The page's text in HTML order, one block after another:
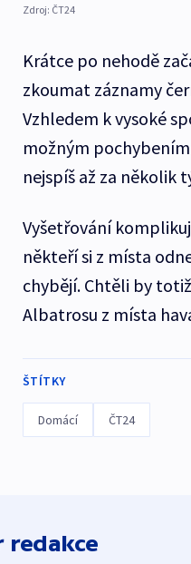
Zdroj: ČT24
Krátce po nehodě
zkoumat záznamy
Vzhledem k vysoké
možným
nejspíš až za několik
Vyšetřování
někteří si z místa
chybějí. Chtěli by
Albatrosu z místa
ŠTÍTKY
Domácí ČT24
redakce